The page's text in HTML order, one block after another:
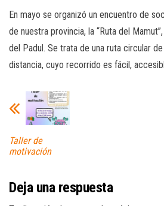
En mayo se organizó un encuentro de
de nuestra provincia, la “Ruta del
del Padul. Se trata de una ruta circular
distancia, cuyo recorrido es fácil,
Taller de
motivación
Deja una respuesta